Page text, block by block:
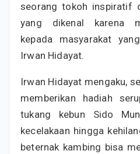
seorang tokoh inspiratif
yang dikenal karena
kepada masyarakat
Irwan Hidayat.
Irwan Hidayat mengaku,
memberikan hadiah
tukang kebun Sido
kecelakaan hingga
beternak kambing bisa